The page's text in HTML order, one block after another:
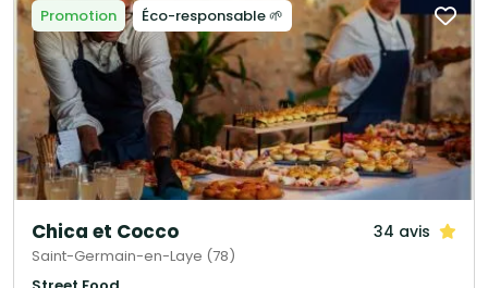
Promotion Éco-responsable 🌱
Chica et Cocco 34 avis
Saint-Germain-en-Laye (78)